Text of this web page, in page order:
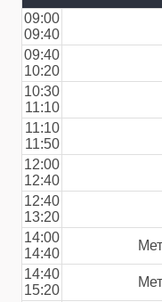
09:00
09:40
09:40
10:20
10:30
11:10
11:10
11:50
12:00
12:40
12:40
13:20
14:00
14:40
14:40
15:20